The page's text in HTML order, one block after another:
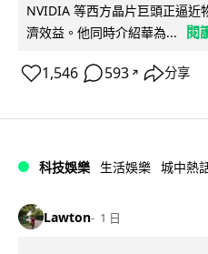
NVIDIA 等西方晶片巨頭正逼近
濟效益。他同時介紹華為...
閱
1,546 593 ↗ 分享
科技娛樂 生活娛樂 城中熱
Lawton 1 日